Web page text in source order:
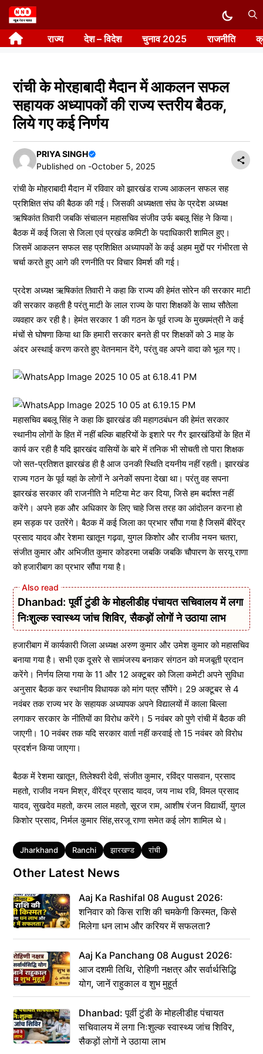
Skip
to
content राज्य देश – विदेश चुनाव 2025 राजनीति
रांची के मोरहाबादी मैदान में आकलन सफल
सहायक अध्यापकों की राज्य स्तरीय बैठक,
लिये गए कई निर्णय
PRIYA SINGH
Published on -October 5, 2025
रांची के मोहराबादी मैदान में रविवार को झारखंड राज्य आकलन सफल सह
प्रशिक्षित संघ की बैठक की गई। जिसकी अध्यक्षता संघ के प्रदेश अध्यक्ष
ऋषिकांत तिवारी जबकि संचालन महासचिव संजीव उर्फ बबलू सिंह ने किया।
बैठक में कई जिला से जिला एवं प्रखंड कमिटी के पदाधिकारी शामिल हुए।
जिसमें आकलन सफल सह प्रशिक्षित अध्यापकों के कई अहम मुद्दों पर गंभीरता से
चर्चा करते हुए आगे की रणनीति पर विचार विमर्श की गई।
प्रदेश अध्यक्ष ऋषिकांत तिवारी ने कहा कि राज्य की हेमंत सोरेन की सरकार माटी
की सरकार कहती है परंतु माटी के लाल राज्य के पारा शिक्षकों के साथ सौतेला
व्यवहार कर रही है। हेमंत सरकार 1 की गठन के पूर्व राज्य के मुख्यमंत्री ने कई
मंचों से घोषणा किया था कि हमारी सरकार बनते ही पर शिक्षकों को 3 माह के
अंदर अस्थाई करण करते हुए वेतनमान देंगे, परंतु वह अपने वादा को भूल गए।
महासचिव बबलू सिंह ने कहा कि झारखंड की महागठबंधन की हेमंत सरकार
स्थानीय लोगों के हित में नहीं बल्कि बाहरियों के इशारे पर गैर झारखंडियों के हित में
कार्य कर रही है यदि झारखंद वासियों के बारे में तनिक भी सोचती तो पारा शिक्षक
जो सत-प्रतिशत झारखंड ही है आज उनकी स्थिति दयनीय नहीं रहती। झारखंड
राज्य गठन के पूर्व यहां के लोगों ने अनेकों सपना देखा था। परंतु वह सपना
झारखंड सरकार की राजनीति ने मटिया मेट कर दिया, जिसे हम बर्दाश्त नहीं
करेंगे। अपने हक और अधिकार के लिए चाहे जिस तरह का आंदोलन करना हो
हम सड़क पर उतरेंगे। बैठक में कई जिला का प्रभार सौंपा गया है जिसमें बीरेंद्र
प्रसाद यादव और रेशमा खातून गढ़वा, युगल किशोर और राजीव नयन चतरा,
संजीत कुमार और अभिजीत कुमार कोडरमा जबकि जबकि चौपारण के सरयू राणा
को हजारीबाग का प्रभार सौंपा गया है।
Dhanbad: पूर्वी टुंडी के मोहलीडीह पंचायत सचिवालय में लगा
निःशुल्क स्वास्थ्य जांच शिविर, सैकड़ों लोगों ने उठाया लाभ
हजारीबाग में कार्यकारी जिला अध्यक्ष अरुण कुमार और उमेश कुमार को महासचिव
बनाया गया है। सभी एक दूसरे से सामंजस्य बनाकर संगठन को मजबूती प्रदान
करेंगे। निर्णय लिया गया के 11 और 12 अक्टूबर को जिला कमेटी अपने सुविधा
अनुसार बैठक कर स्थानीय विधायक को मांग पत्र सौंपेंगे। 29 अक्टूबर से 4
नवंबर तक राज्य भर के सहायक अध्यापक अपने विद्यालयों में काला बिल्ला
लगाकर सरकार के नीतियों का विरोध करेंगे। 5 नवंबर को पुणे रांची में बैठक की
जाएगी। 10 नवंबर तक यदि सरकार वार्ता नहीं करवाई तो 15 नवंबर को विरोध
प्रदर्शन किया जाएगा।
बैठक में रेशमा खातून, तिलेश्वरी देवी, संजीत कुमार, रविंद्र पासवान, प्रसाद
महतो, राजीव नयन मिश्र, वीरेंद्र प्रसाद यादव, जय नाथ रवि, विमल प्रसाद
यादव, सुखदेव महतो, करम लाल महतो, सूरज राम, आशीष रंजन विद्यार्थी, युगल
किशोर प्रसाद, निर्मल कुमार सिंह,सरजू राणा समेत कई लोग शामिल थे।
Tags
Jharkhand Ranchi झारखण्ड रांची
Other Latest News
Aaj Ka Rashifal 08 August 2026:
शनिवार को किस राशि की चमकेगी किस्मत, किसे
मिलेगा धन लाभ और करियर में सफलता?
Aaj Ka Panchang 08 August 2026:
आज दशमी तिथि, रोहिणी नक्षत्र और सर्वार्थसिद्धि
योग, जानें राहुकाल व शुभ मुहूर्त
Dhanbad: पूर्वी टुंडी के मोहलीडीह पंचायत
सचिवालय में लगा निःशुल्क स्वास्थ्य जांच शिविर,
सैकड़ों लोगों ने उठाया लाभ